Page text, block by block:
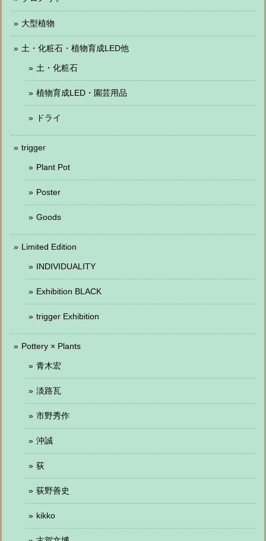
大型植物
土・化粧石・植物育成LED他
土・化粧石
植物育成LED・園芸用品
ドライ
trigger
Plant Pot
Poster
Goods
Limited Edition
INDIVIDUALITY
Exhibition BLACK
trigger Exhibition
Pottery × Plants
青木宏
淡路瓦
市野秀作
沖誠
荻
荻野善史
kikko